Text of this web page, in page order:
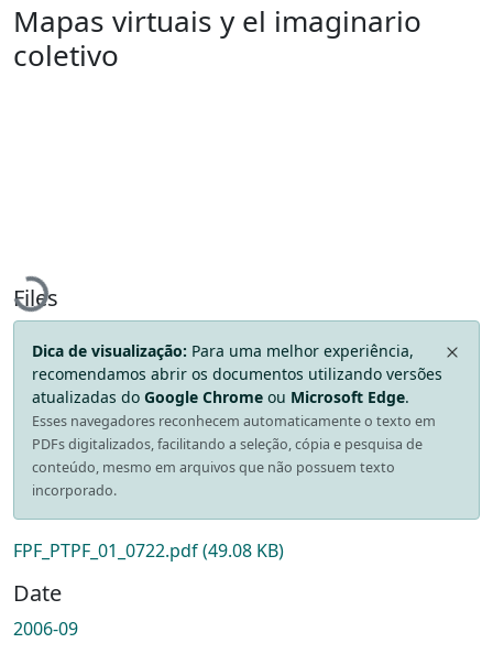
Mapas virtuais y el imaginario
coletivo
Loading...
Files
Dica de visualização: Para uma melhor experiência,
recomendamos abrir os documentos utilizando versões
atualizadas do Google Chrome ou Microsoft Edge.
Esses navegadores reconhecem automaticamente o texto em
PDFs digitalizados, facilitando a seleção, cópia e pesquisa de
conteúdo, mesmo em arquivos que não possuem texto
incorporado.
FPF_PTPF_01_0722.pdf(49.08 KB)
Date
2006-09